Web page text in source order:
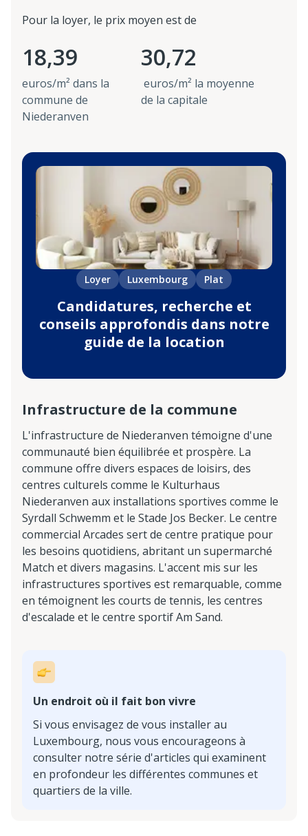
Pour la loyer, le prix moyen est de
18,39
euros/m² dans la
commune de
Niederanven
30,72
euros/m² la moyenne
de la capitale
Loyer Luxembourg Plat
Candidatures, recherche et
conseils approfondis dans notre
guide de la location
Infrastructure de la commune
L'infrastructure de Niederanven témoigne d'une
communauté bien équilibrée et prospère. La
commune offre divers espaces de loisirs, des
centres culturels comme le Kulturhaus
Niederanven aux installations sportives comme le
Syrdall Schwemm et le Stade Jos Becker. Le centre
commercial Arcades sert de centre pratique pour
les besoins quotidiens, abritant un supermarché
Match et divers magasins. L'accent mis sur les
infrastructures sportives est remarquable, comme
en témoignent les courts de tennis, les centres
d'escalade et le centre sportif Am Sand.
Un endroit où il fait bon vivre
Si vous envisagez de vous installer au
Luxembourg, nous vous encourageons à
consulter notre série d'articles qui examinent
en profondeur les différentes communes et
quartiers de la ville.